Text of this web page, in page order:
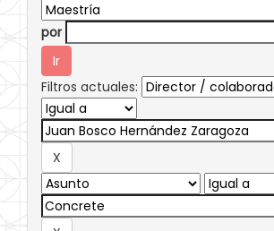
por
Filtros actuales: